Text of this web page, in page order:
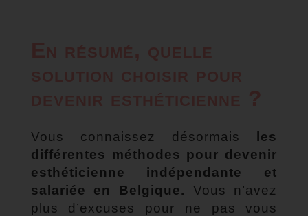
Vous connaissez désormais les
différentes méthodes pour devenir
esthéticienne indépendante et
salariée en Belgique. Vous n’avez
plus d’excuses pour ne pas vous